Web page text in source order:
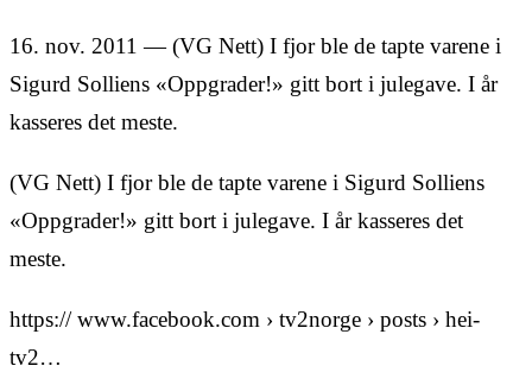
16. nov. 2011 — (VG Nett) I fjor ble de tapte varene i
Sigurd Solliens «Oppgrader!» gitt bort i julegave. I år
kasseres det meste.
(VG Nett) I fjor ble de tapte varene i Sigurd Solliens
«Oppgrader!» gitt bort i julegave. I år kasseres det
meste.
https:// www.facebook.com › tv2norge › posts › hei-
tv2…